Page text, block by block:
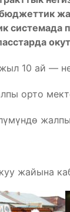
системада
10 ай —
орто
жайына